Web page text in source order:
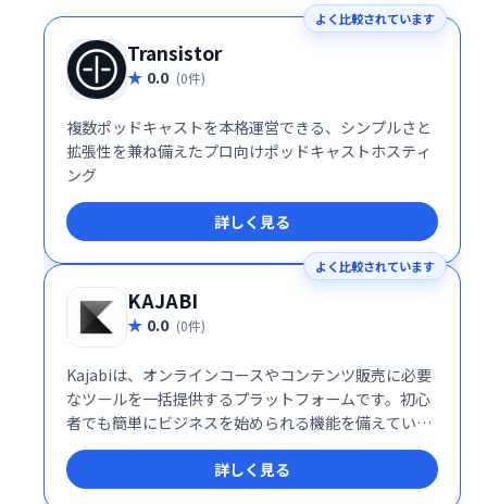
よく比較されています
Transistor
0.0 (0件)
複数ポッドキャストを本格運営できる、シンプルさと
拡張性を兼ね備えたプロ向けポッドキャストホスティ
ング
詳しく見る
よく比較されています
KAJABI
0.0 (0件)
Kajabiは、オンラインコースやコンテンツ販売に必要
なツールを一括提供するプラットフォームです。初心
者でも簡単にビジネスを始められる機能を備えていま
す。
詳しく見る